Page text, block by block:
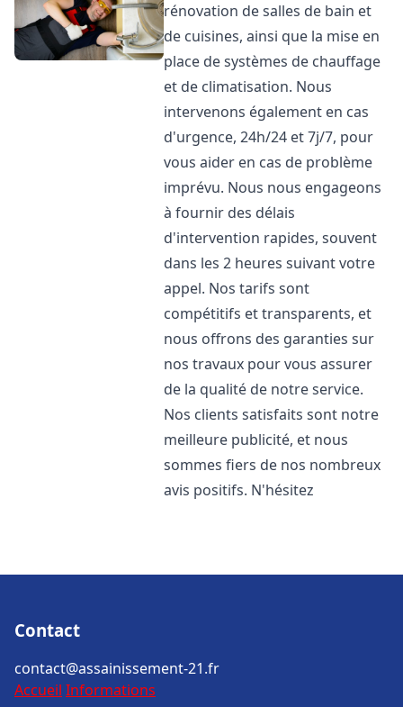
rénovation de salles de bain et
de cuisines, ainsi que la mise en
place de systèmes de chauffage
et de climatisation. Nous
intervenons également en cas
d'urgence, 24h/24 et 7j/7, pour
vous aider en cas de problème
imprévu. Nous nous engageons
à fournir des délais
d'intervention rapides, souvent
dans les 2 heures suivant votre
appel. Nos tarifs sont
compétitifs et transparents, et
nous offrons des garanties sur
nos travaux pour vous assurer
de la qualité de notre service.
Nos clients satisfaits sont notre
meilleure publicité, et nous
sommes fiers de nos nombreux
avis positifs. N'hésitez
Contact
contact@assainissement-21.fr
Accueil Informations